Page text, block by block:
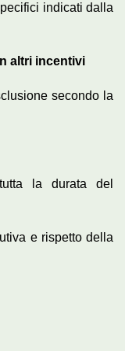
indicati dalla
altri incentivi
secondo la
la durata del
e rispetto della